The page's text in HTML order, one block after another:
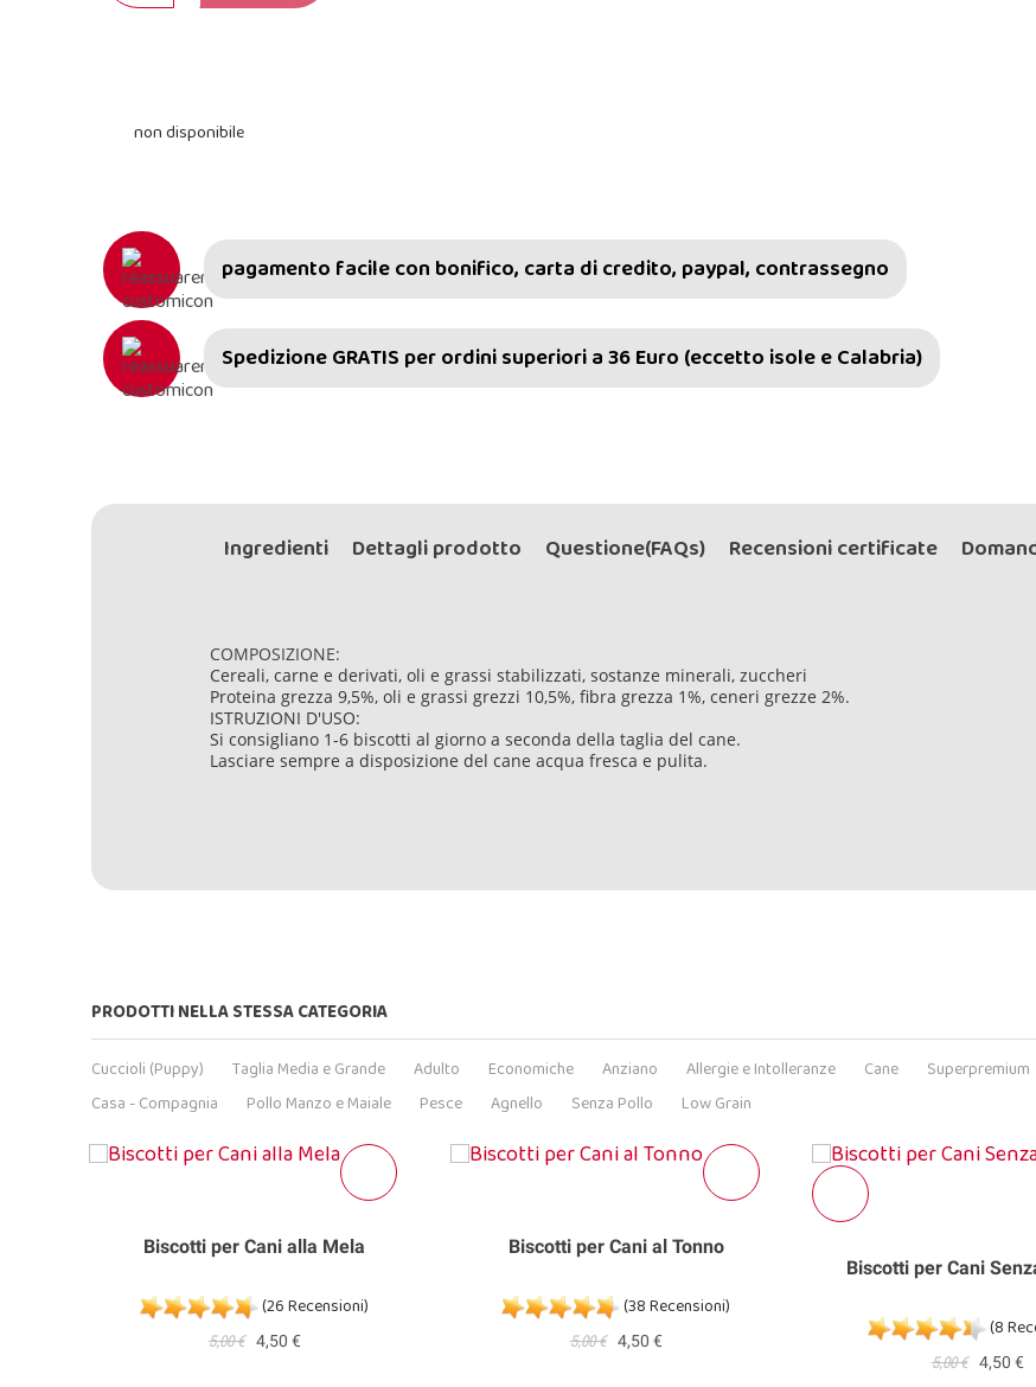
non disponibile
pagamento facile con bonifico, carta di credito, paypal, contrassegno
Spedizione GRATIS per ordini superiori a 36 Euro (eccetto isole e Calabria)
Ingredienti Dettagli prodotto Questione(FAQs) Recensioni certificate
COMPOSIZIONE:
Cereali, carne e derivati, oli e grassi stabilizzati, sostanze minerali, zuccheri
Proteina grezza 9,5%, oli e grassi grezzi 10,5%, fibra grezza 1%, ceneri grezze 2%.
ISTRUZIONI D'USO:
Si consigliano 1-6 biscotti al giorno a seconda della taglia del cane.
Lasciare sempre a disposizione del cane acqua fresca e pulita.
PRODOTTI NELLA STESSA CATEGORIA
Cuccioli (Puppy) Taglia Media e Grande Adulto Economiche Anziano Allergie e Intolleranze Cane Superpremium
Casa - Compagnia
Pollo Manzo e Maiale Pesce Agnello Senza Pollo Low Grain
Biscotti per Cani alla Mela
(26 Recensioni)
5,00 € 4,50 €
Biscotti per Cani al Tonno
(38 Recensioni)
5,00 € 4,50 €
Biscotti per Cani
(8
5,00 € 4,50 €